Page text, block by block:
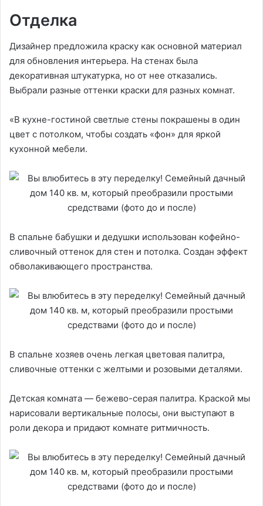
Отделка
Дизайнер предложила краску как основной материал
для обновления интерьера. На стенах была
декоративная штукатурка, но от нее отказались.
Выбрали разные оттенки краски для разных комнат.
«В кухне-гостиной светлые стены покрашены в один
цвет с потолком, чтобы создать «фон» для яркой
кухонной мебели.
В спальне бабушки и дедушки использован кофейно-
сливочный оттенок для стен и потолка. Создан эффект
обволакивающего пространства.
В спальне хозяев очень легкая цветовая палитра,
сливочные оттенки с желтыми и розовыми деталями.
Детская комната — бежево-серая палитра. Краской мы
нарисовали вертикальные полосы, они выступают в
роли декора и придают комнате ритмичность.